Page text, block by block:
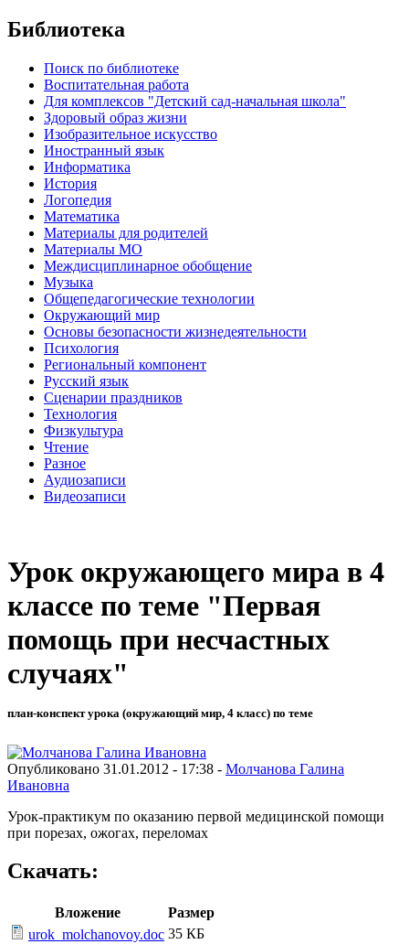
Библиотека
Поиск по библиотеке
Воспитательная работа
Для комплексов "Детский сад-начальная школа"
Здоровый образ жизни
Изобразительное искусство
Иностранный язык
Информатика
История
Логопедия
Математика
Материалы для родителей
Материалы МО
Междисциплинарное обобщение
Музыка
Общепедагогические технологии
Окружающий мир
Основы безопасности жизнедеятельности
Психология
Региональный компонент
Русский язык
Сценарии праздников
Технология
Физкультура
Чтение
Разное
Аудиозаписи
Видеозаписи
Урок окружающего мира в 4
классе по теме "Первая
помощь при несчастных
случаях"
план-конспект урока (окружающий мир, 4 класс) по теме
Опубликовано 31.01.2012 - 17:38 - Молчанова Галина
Ивановна
Урок-практикум по оказанию первой медицинской помощи
при порезах, ожогах, переломах
Скачать:
Вложение
Размер
urok_molchanovoy.doc 35 КБ